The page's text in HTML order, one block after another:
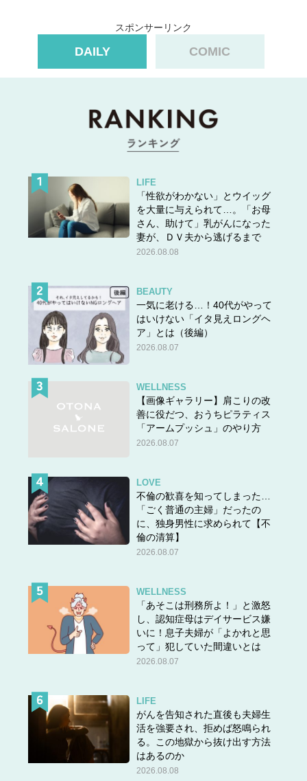
スポンサーリンク
DAILY COMIC
LIFE
「性欲がわかない」とウイッグ
を大量に与えられて…。「お母
さん、助けて」乳がんになった
妻が、ＤＶ夫から逃げるまで
2026.08.08
BEAUTY
一気に老ける…！40代がやって
はいけない「イタ見えロングヘ
ア」とは（後編）
2026.08.07
WELLNESS
【画像ギャラリー】肩こりの改
善に役だつ、おうちピラティス
「アームプッシュ」のやり方
2026.08.07
LOVE
不倫の歓喜を知ってしまった…
「ごく普通の主婦」だったの
に、独身男性に求められて【不
倫の清算】
2026.08.07
WELLNESS
「あそこは刑務所よ！」と激怒
し、認知症母はデイサービス嫌
いに！息子夫婦が「よかれと思
って」犯していた間違いとは
2026.08.07
LIFE
がんを告知された直後も夫婦生
活を強要され、拒めば怒鳴られ
る。この地獄から抜け出す方法
はあるのか
2026.08.08